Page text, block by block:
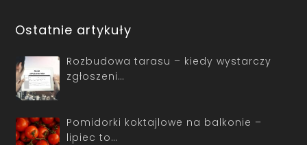
Ostatnie artykuły
Rozbudowa tarasu – kiedy wystarczy
zgłoszeni…
Pomidorki koktajlowe na balkonie –
lipiec to…